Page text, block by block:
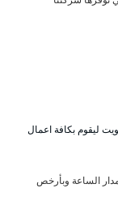
ليقوم بكافة اعمال
الساعة وبأرخص